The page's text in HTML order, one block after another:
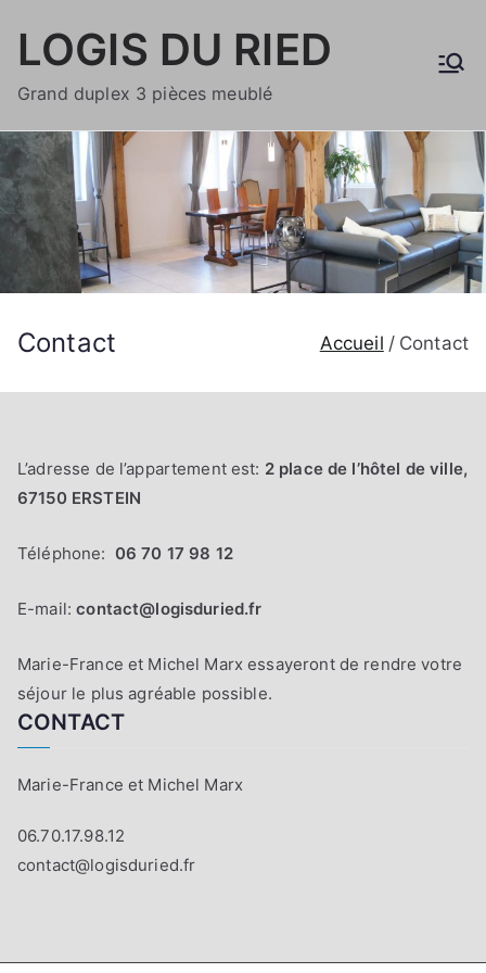
contenu
LOGIS DU RIED
Grand duplex 3 pièces meublé
Contact Accueil Contact
L’adresse de l’appartement est: 2 place de l’hôtel de ville,
67150 ERSTEIN
Téléphone: 06 70 17 98 12
E-mail:contact@logisduried.fr
Marie-France et Michel Marx essayeront de rendre votre
séjour le plus agréable possible.
CONTACT
Marie-France et Michel Marx
06.70.17.98.12
contact@logisduried.fr